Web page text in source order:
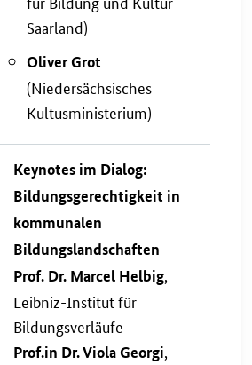
Saarland)
Oliver Grot
(Niedersächsisches
Kultusministerium)
Keynotes im Dialog:
Bildungsgerechtigkeit in
kommunalen
Bildungslandschaften
Prof. Dr. Marcel Helbig
Leibniz-Institut für
Bildungsverläufe
Prof.in Dr. Viola Georgi